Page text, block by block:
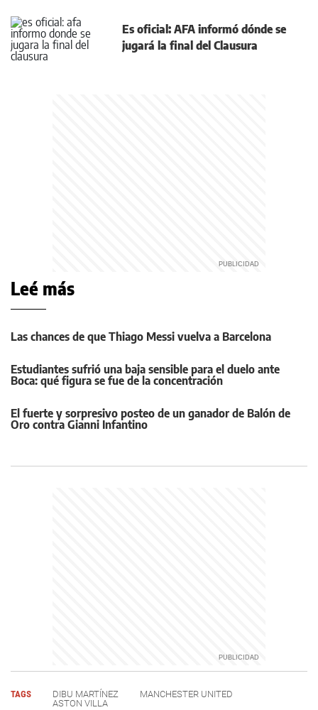
Es oficial: AFA informó dónde se
jugará la final del Clausura
Leé más
Las chances de que Thiago Messi vuelva a Barcelona
Estudiantes sufrió una baja sensible para el duelo ante
Boca: qué figura se fue de la concentración
El fuerte y sorpresivo posteo de un ganador de Balón de
Oro contra Gianni Infantino
TAGS DIBU MARTÍNEZ
MANCHESTER UNITED
ASTON VILLA